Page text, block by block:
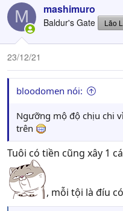
c
i
o
n
s
:
M mashimuro
Baldur's Gate Lão
23/12/21
bloodomen nói:
Ngưỡng mộ độ chịu chi
trên
Tuôi có tiền cũng xây 1
, mỗi tội là đíu